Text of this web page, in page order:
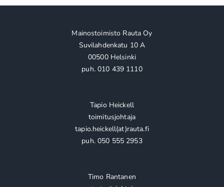
Mainostoimisto Rauta Oy
Suvilahdenkatu 10 A
00500 Helsinki
puh. 010 439 1110
Tapio Heickell
toimitusjohtaja
tapio.heickell(at)rauta.fi
puh. 050 555 2953
Timo Rantanen